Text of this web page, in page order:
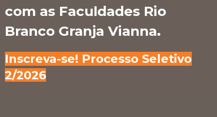
com as Faculdades Rio
Branco Granja Vianna.
Inscreva-se! Processo Seletivo
2/2026